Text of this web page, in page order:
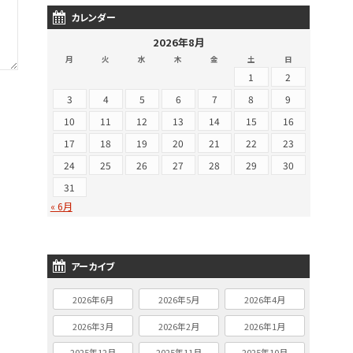
カレンダー
2026年8月
月 火 水 木 金 土 日
1
2
3
4 5 6 7 8
9
10
11 12 13 14 15
16
17
18 19 20 21 22
23
24
25 26 27 28 29
30
31
« 6月
アーカイブ
2026年6月 2026年5月 2026年4月
2026年3月 2026年2月 2026年1月